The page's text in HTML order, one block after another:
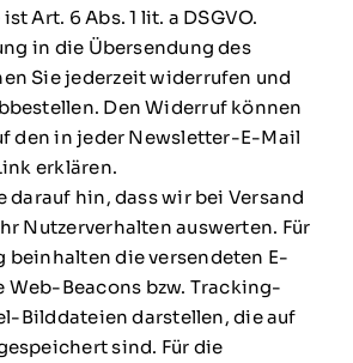
Art. 6 Abs. 1 lit. a DSGVO.
in die Übersendung des
Sie jederzeit widerrufen und
Den Widerruf können
den in jeder Newsletter-E-Mail
erklären.
darauf hin, dass wir bei Versand
Nutzerverhalten auswerten. Für
beinhalten die versendeten E-
Web-Beacons bzw. Tracking-
Bilddateien darstellen, die auf
sind. Für die